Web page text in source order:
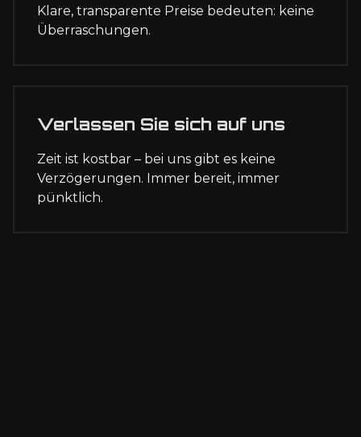
Klare, transparente Preise bedeuten: keine
Überraschungen.
Verlassen Sie sich auf uns
Zeit ist kostbar – bei uns gibt es keine
Verzögerungen. Immer bereit, immer
pünktlich.